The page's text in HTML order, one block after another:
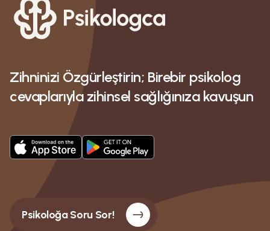
Zihninizi Özgürleştirin; Birebir psikolog
cevaplarıyla zihinsel sağlığınıza kavuşun
Psikoloğa Soru Sor!